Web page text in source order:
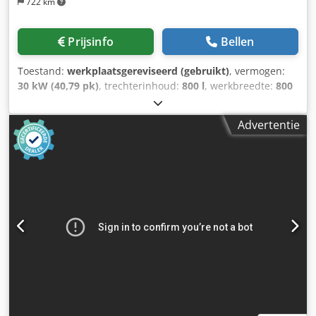
Prijsinfo Bellen
Toestand: werkplaatsgereviseerd (gebruikt), vermogen:
30 kW (40,79 pk), trechterinhoud: 800 l, werkbreedte: 800
, Langzame shredder, trechter 800 x 1000 mm, 30 kW
motor, hydraulische duwer, omkeerbare messen Dcsdpfx
Aewzg Taekrsk
Advertentie